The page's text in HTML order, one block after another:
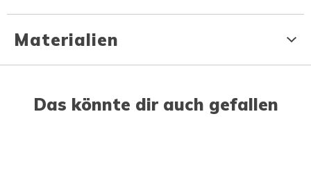
Materialien
Das könnte dir auch gefallen